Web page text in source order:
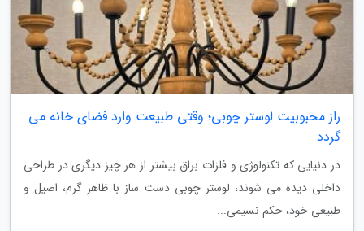
راز محبوبیت لوستر چوبی؛ وقتی طبیعت وارد فضای خانه می
گردد
در دنیایی که تکنولوژی و فلزات براق بیشتر از هر چیز دیگری در طراحی
داخلی دیده می شوند، لوستر چوبی دست ساز با ظاهر گرم، اصیل و
طبیعی خود، حکم نسیمی...